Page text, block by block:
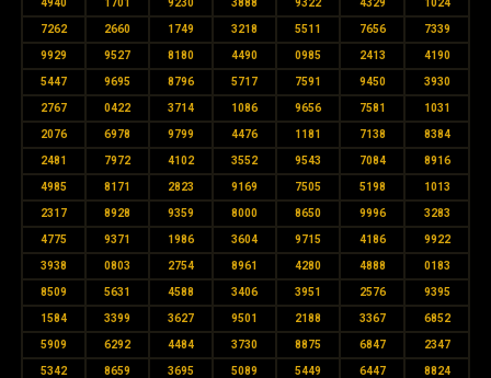
4940 1701 9230 3888 9322 4329 1024
7262 2660 1749 3218 5511 7656 7339
9929 9527 8180 4490 0985 2413 4190
5447 9695 8796 5717 7591 9450 3930
2767 0422 3714 1086 9656 7581 1031
2076 6978 9799 4476 1181 7138 8384
2481 7972 4102 3552 9543 7084 8916
4985 8171 2823 9169 7505 5198 1013
2317 8928 9359 8000 8650 9996 3283
4775 9371 1986 3604 9715 4186 9922
3938 0803 2754 8961 4280 4888 0183
8509 5631 4588 3406 3951 2576 9395
1584 3399 3627 9501 2188 3367 6852
5909 6292 4484 3730 8875 6847 2347
5342 8659 3695 5089 5449 6447 8824